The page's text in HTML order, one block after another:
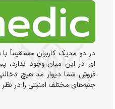
در دو مدیک کاربران مستقیماً
ای در این میان وجود ندارد،
فروشِ شما دیوار مد هیچ
جنبه‌های مختلف امنیتی را در نظر